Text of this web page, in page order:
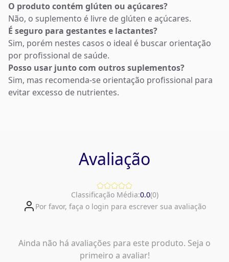
O produto contém glúten ou açúcares?
Não, o suplemento é livre de glúten e açúcares.
É seguro para gestantes e lactantes?
Sim, porém nestes casos o ideal é buscar orientação
por profissional de saúde.
Posso usar junto com outros suplementos?
Sim, mas recomenda-se orientação profissional para
evitar excesso de nutrientes.
Avaliação
Classificação Média:0.0(0)
Por favor, faça o login para escrever sua avaliação
Ainda não há avaliações para este produto. Seja o
primeiro a avaliar!